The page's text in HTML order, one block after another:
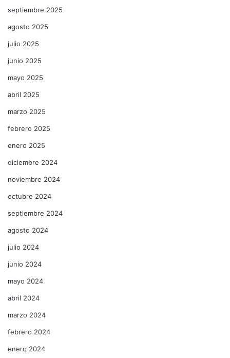
septiembre 2025
agosto 2025
julio 2025
junio 2025
mayo 2025
abril 2025
marzo 2025
febrero 2025
enero 2025
diciembre 2024
noviembre 2024
octubre 2024
septiembre 2024
agosto 2024
julio 2024
junio 2024
mayo 2024
abril 2024
marzo 2024
febrero 2024
enero 2024